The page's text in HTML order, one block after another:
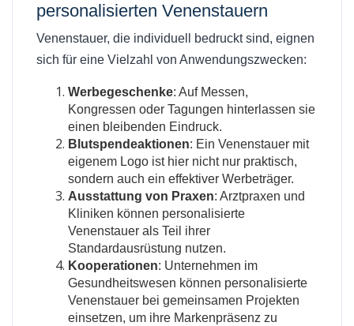
personalisierten Venenstauern
Venenstauer, die individuell bedruckt sind, eignen
sich für eine Vielzahl von Anwendungszwecken:
Werbegeschenke: Auf Messen,
Kongressen oder Tagungen hinterlassen sie
einen bleibenden Eindruck.
Blutspendeaktionen: Ein Venenstauer mit
eigenem Logo ist hier nicht nur praktisch,
sondern auch ein effektiver Werbeträger.
Ausstattung von Praxen: Arztpraxen und
Kliniken können personalisierte
Venenstauer als Teil ihrer
Standardausrüstung nutzen.
Kooperationen: Unternehmen im
Gesundheitswesen können personalisierte
Venenstauer bei gemeinsamen Projekten
einsetzen, um ihre Markenpräsenz zu